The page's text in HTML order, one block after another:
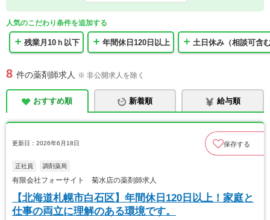
人気のこだわり条件を追加する
残業月10ｈ以下 年間休日120日以上 土日休み（相談可含
8 件の薬剤師求人 ※ 非公開求人を除く
おすすめ順 新着順 給与順
更新日：2026年6月18日 保存する
正社員 調剤薬局
有限会社フォーサイト 菊水店の薬剤師求人
【北海道札幌市白石区】年間休日120日以上！家庭と
仕事の両立に理解のある環境です。